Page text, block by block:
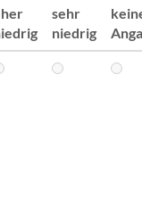
sehr
niedrig